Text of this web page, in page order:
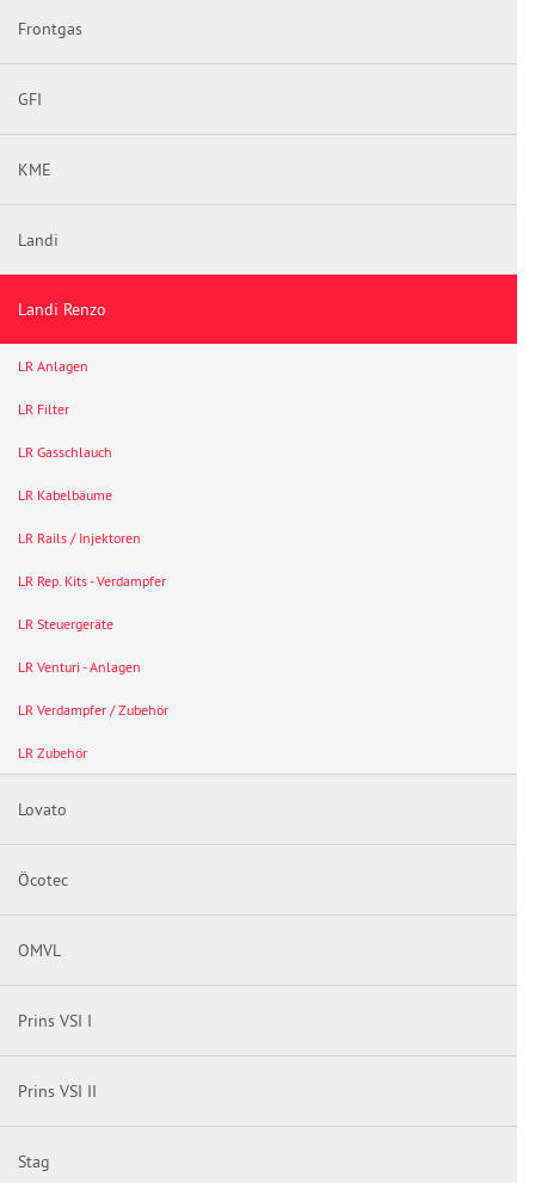
Frontgas
GFI
KME
Landi
Landi Renzo
LR Anlagen
LR Filter
LR Gasschlauch
LR Kabelbäume
LR Rails / Injektoren
LR Rep. Kits - Verdampfer
LR Steuergeräte
LR Venturi - Anlagen
LR Verdampfer / Zubehör
LR Zubehör
Lovato
Öcotec
OMVL
Prins VSI I
Prins VSI II
Stag